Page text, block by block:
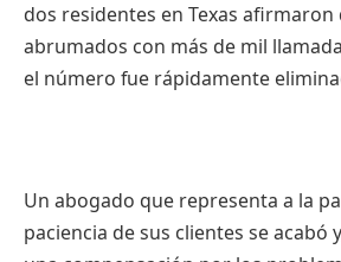
dos residentes en Texas
abrumados con más de mil
el número fue rápidamente
Un abogado que representa a la
paciencia de sus clientes se acabó